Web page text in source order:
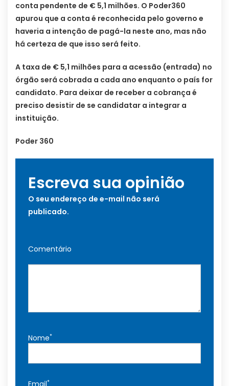
conta pendente de € 5,1 milhões. O Poder360
apurou que a conta é reconhecida pelo governo e
haveria a intenção de pagá-la neste ano, mas não
há certeza de que isso será feito.
A taxa de € 5,1 milhões para a acessão (entrada) no
órgão será cobrada a cada ano enquanto o país for
candidato. Para deixar de receber a cobrança é
preciso desistir de se candidatar a integrar a
instituição.
Poder 360
Escreva sua opinião
O seu endereço de e-mail não será
publicado.
Comentário
Nome*
*